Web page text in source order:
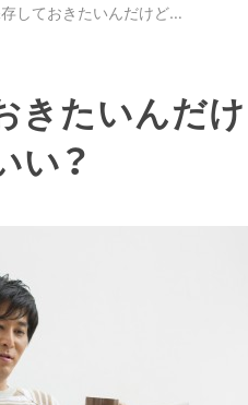
できればネガで保存しておきたいんだけど…やっぱりデータにしたほうがいい？
きたいんだ
い？